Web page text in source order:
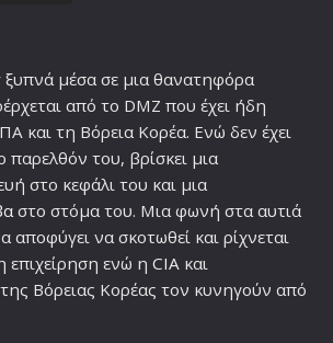
μέσα σε μια θανατηφόρα
από το DMZ που έχει ήδη
και τη Βόρεια Κορέα. Ενώ δεν έχει
του, βρίσκει μια
στο κεφάλι του και μια
στο στόμα του. Μια φωνή στα αυτιά
αποφύγει να σκοτωθεί και ρίχνεται
επιχείρηση ενώ η CIA και
Βόρειας Κορέας τον κυνηγούν από